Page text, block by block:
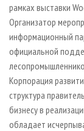
ЦБП
ИНСТРУМЕНТ
RUSSIAN
ГАЗЕТА
БИБЛИОТЕКА
рамках выставки
Организатор
информационный
официальной
Корпорация
структура
бизнесу в
обладает